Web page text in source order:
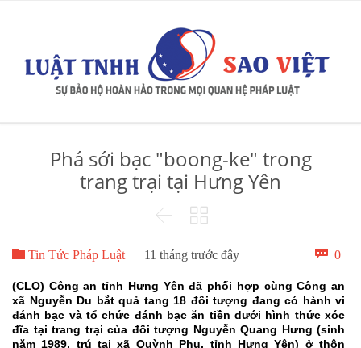
Phá sới bạc "boong-ke" trong
trang trại tại Hưng Yên
 
 Tin Tức Pháp Luật 11 tháng trước đây  0
(CLO) Công an tỉnh Hưng Yên đã phối hợp cùng Công an
xã Nguyễn Du bắt quả tang 18 đối tượng đang có hành vi
đánh bạc và tổ chức đánh bạc ăn tiền dưới hình thức xóc
đĩa tại trang trại của đối tượng Nguyễn Quang Hưng (sinh
năm 1989, trú tại xã Quỳnh Phụ, tỉnh Hưng Yên) ở thôn